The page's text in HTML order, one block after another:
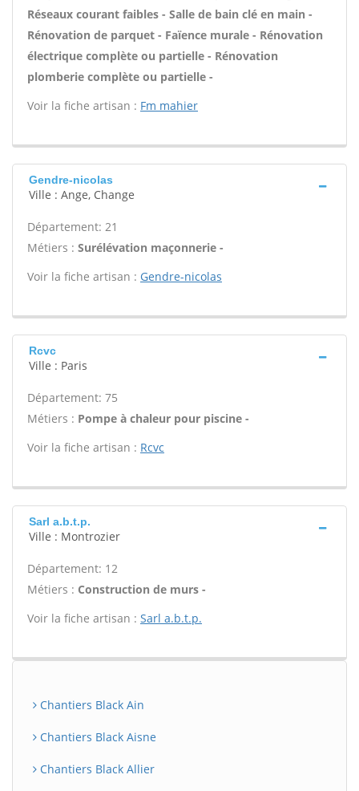
Réseaux courant faibles - Salle de bain clé en main -
Rénovation de parquet - Faïence murale - Rénovation
électrique complète ou partielle - Rénovation
plomberie complète ou partielle -
Voir la fiche artisan : Fm mahier
Gendre-nicolas
Ville : Ange, Change
Département: 21
Métiers : Surélévation maçonnerie -
Voir la fiche artisan : Gendre-nicolas
Rcvc
Ville : Paris
Département: 75
Métiers : Pompe à chaleur pour piscine -
Voir la fiche artisan : Rcvc
Sarl a.b.t.p.
Ville : Montrozier
Département: 12
Métiers : Construction de murs -
Voir la fiche artisan : Sarl a.b.t.p.
Chantiers Black Ain
Chantiers Black Aisne
Chantiers Black Allier